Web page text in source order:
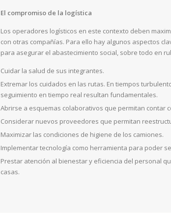
El compromiso de la logística
Los operadores logísticos en este contexto deben
con otras compañías. Para ello hay algunos aspectos
para asegurar el abastecimiento social, sobre todo en
Cuidar la salud de sus integrantes.
Extremar los cuidados en las rutas. En tiempos
seguimiento en tiempo real resultan fundamentales.
Abrirse a esquemas colaborativos que permitan contar
Considerar nuevos proveedores que permitan
Maximizar las condiciones de higiene de los camiones.
Implementar tecnología como herramienta para poder
Prestar atención al bienestar y eficiencia del personal
casas.